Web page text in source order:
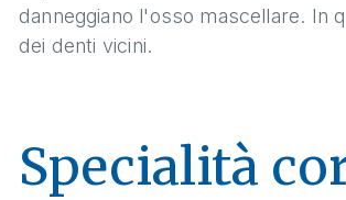
danneggiano l'osso mascellare. In
dei denti vicini.
Specialità